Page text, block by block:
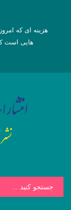
هزینه ای که
هایی است